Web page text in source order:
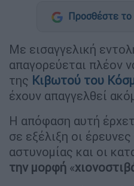
Προσθέστε
Με εισαγγελική
απαγορεύεται πλέον
της Κιβωτού του
έχουν απαγγελθεί
Η απόφαση αυτή
σε εξέλιξη οι
αστυνομίας και οι
την μορφή «